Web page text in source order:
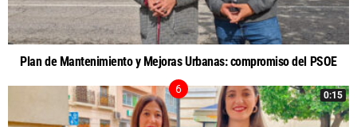
Plan de Mantenimiento y Mejoras Urbanas: compromiso del PSOE
0:15